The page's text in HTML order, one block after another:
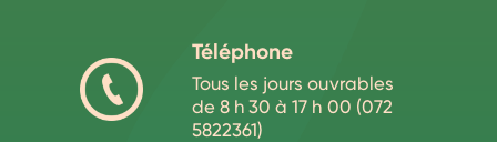
Téléphone
Tous les jours ouvrables
de 8 h 30 à 17 h 00 (072
5822361)